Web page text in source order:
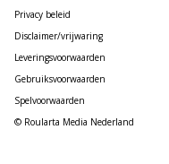
Privacy beleid
Disclaimer/vrijwaring
Leveringsvoorwaarden
Gebruiksvoorwaarden
Spelvoorwaarden
© Roularta Media Nederland